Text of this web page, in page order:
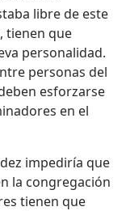
libre de este
tienen que
personalidad.
personas del
esforzarse
en el
impediría que
la congregación
tienen que